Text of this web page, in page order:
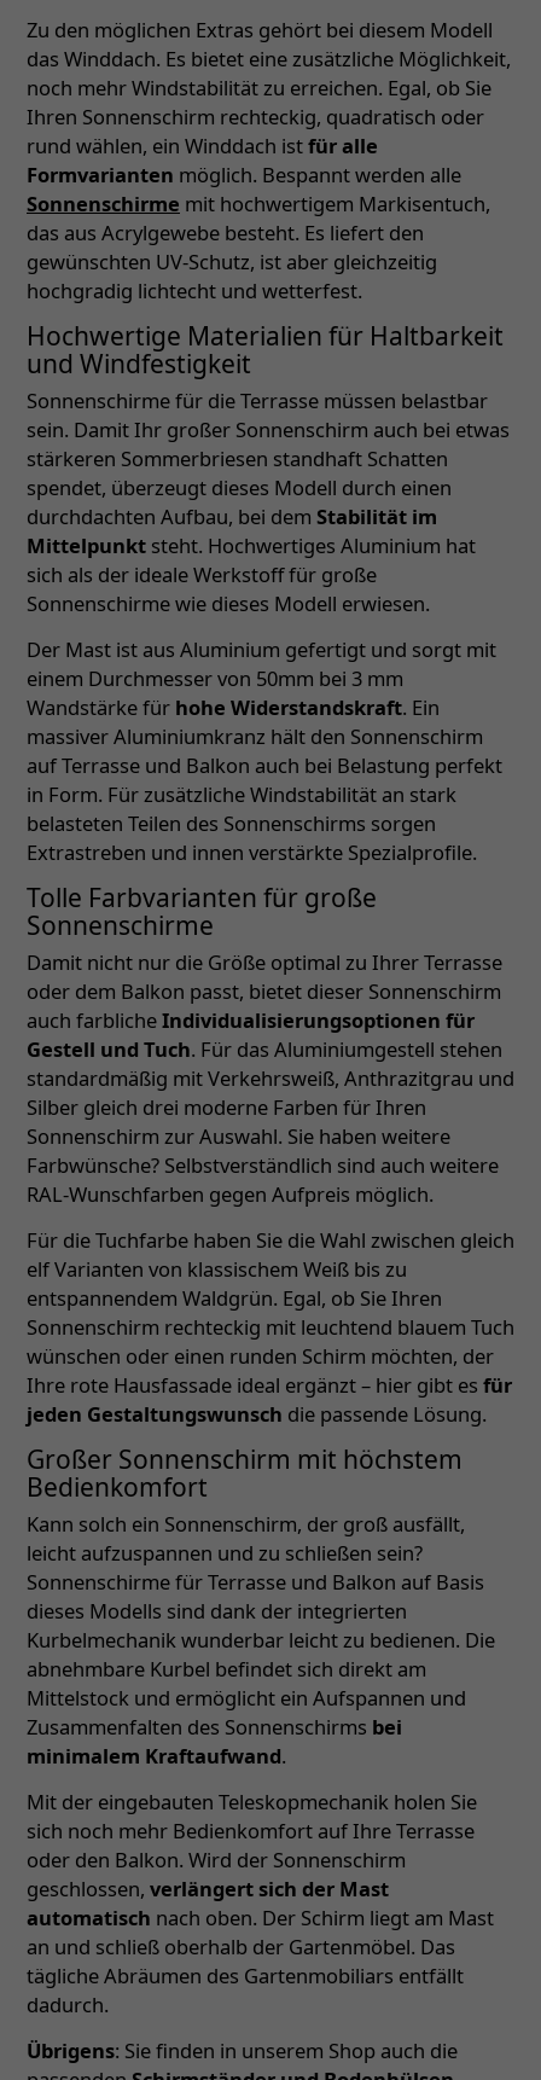
Zu den möglichen Extras gehört bei diesem Modell
das Winddach. Es bietet eine zusätzliche Möglichkeit,
noch mehr Windstabilität zu erreichen. Egal, ob Sie
Ihren Sonnenschirm rechteckig, quadratisch oder
rund wählen, ein Winddach istfür alle
Formvarianten möglich. Bespannt werden alle
Sonnenschirme mit hochwertigem Markisentuch,
das aus Acrylgewebe besteht. Es liefert den
gewünschten UV-Schutz, ist aber gleichzeitig
hochgradig lichtecht und wetterfest.
Hochwertige Materialien für Haltbarkeit
und Windfestigkeit
Sonnenschirme für die Terrasse müssen belastbar
sein. Damit Ihr großer Sonnenschirm auch bei etwas
stärkeren Sommerbriesen standhaft Schatten
spendet, überzeugt dieses Modell durch einen
durchdachten Aufbau, bei dem Stabilität im
Mittelpunkt steht. Hochwertiges Aluminium hat
sich als der ideale Werkstoff für große
Sonnenschirme wie dieses Modell erwiesen.
Der Mast ist aus Aluminium gefertigt und sorgt mit
einem Durchmesser von 50mm bei 3 mm
Wandstärke für hohe Widerstandskraft. Ein
massiver Aluminiumkranz hält den Sonnenschirm
auf Terrasse und Balkon auch bei Belastung perfekt
in Form. Für zusätzliche Windstabilität an stark
belasteten Teilen des Sonnenschirms sorgen
Extrastreben und innen verstärkte Spezialprofile.
Tolle Farbvarianten für große
Sonnenschirme
Damit nicht nur die Größe optimal zu Ihrer Terrasse
oder dem Balkon passt, bietet dieser Sonnenschirm
auch farblicheIndividualisierungsoptionen für
Gestell und Tuch. Für das Aluminiumgestell stehen
standardmäßig mit Verkehrsweiß, Anthrazitgrau und
Silber gleich drei moderne Farben für Ihren
Sonnenschirm zur Auswahl. Sie haben weitere
Farbwünsche? Selbstverständlich sind auch weitere
RAL-Wunschfarben gegen Aufpreis möglich.
Für die Tuchfarbe haben Sie die Wahl zwischen gleich
elf Varianten von klassischem Weiß bis zu
entspannendem Waldgrün. Egal, ob Sie Ihren
Sonnenschirm rechteckig mit leuchtend blauem Tuch
wünschen oder einen runden Schirm möchten, der
Ihre rote Hausfassade ideal ergänzt – hier gibt es für
jeden Gestaltungswunsch die passende Lösung.
Großer Sonnenschirm mit höchstem
Bedienkomfort
Kann solch ein Sonnenschirm, der groß ausfällt,
leicht aufzuspannen und zu schließen sein?
Sonnenschirme für Terrasse und Balkon auf Basis
dieses Modells sind dank der integrierten
Kurbelmechanik wunderbar leicht zu bedienen. Die
abnehmbare Kurbel befindet sich direkt am
Mittelstock und ermöglicht ein Aufspannen und
Zusammenfalten des Sonnenschirms bei
minimalem Kraftaufwand.
Mit der eingebauten Teleskopmechanik holen Sie
sich noch mehr Bedienkomfort auf Ihre Terrasse
oder den Balkon. Wird der Sonnenschirm
geschlossen, verlängert sich der Mast
automatisch nach oben. Der Schirm liegt am Mast
an und schließ oberhalb der Gartenmöbel. Das
tägliche Abräumen des Gartenmobiliars entfällt
dadurch.
Übrigens: Sie finden in unserem Shop auch die